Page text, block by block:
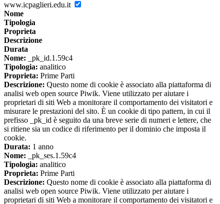
www.icpaglieri.edu.it
Nome
Tipologia
Proprieta
Descrizione
Durata
Nome: _pk_id.1.59c4
Tipologia: analitico
Proprieta: Prime Parti
Descrizione: Questo nome di cookie è associato alla piattaforma di
analisi web open source Piwik. Viene utilizzato per aiutare i
proprietari di siti Web a monitorare il comportamento dei visitatori e
misurare le prestazioni del sito. È un cookie di tipo pattern, in cui il
prefisso _pk_id è seguito da una breve serie di numeri e lettere, che
si ritiene sia un codice di riferimento per il dominio che imposta il
cookie.
Durata: 1 anno
Nome: _pk_ses.1.59c4
Tipologia: analitico
Proprieta: Prime Parti
Descrizione: Questo nome di cookie è associato alla piattaforma di
analisi web open source Piwik. Viene utilizzato per aiutare i
proprietari di siti Web a monitorare il comportamento dei visitatori e